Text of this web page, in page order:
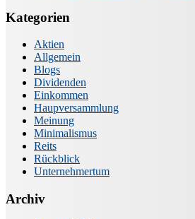
Kategorien
Aktien
Allgemein
Blogs
Dividenden
Einkommen
Haupversammlung
Meinung
Minimalismus
Reits
Rückblick
Unternehmertum
Archiv